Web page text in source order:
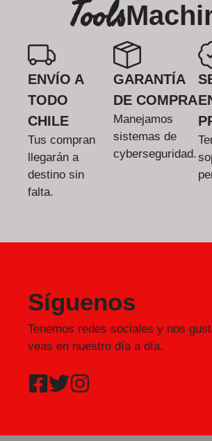
Tools
ENVÍO A
TODO
CHILE
Tus compran
llegarán a
destino sin
falta.
GARANTÍA
DE COMPRA
Manejamos
sistemas de
cyberseguridad.
Síguenos
Tenemos redes sociales y nos
veas en nuestro día a día.